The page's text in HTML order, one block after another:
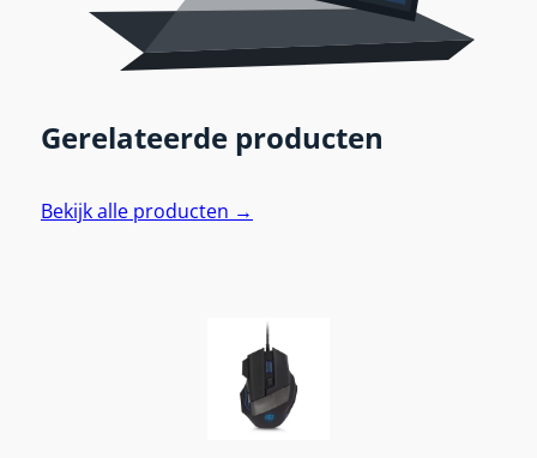
Gerelateerde producten
Bekijk alle producten →